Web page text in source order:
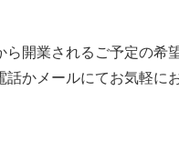
ら開業されるご予定の希
話かメールにてお気軽に